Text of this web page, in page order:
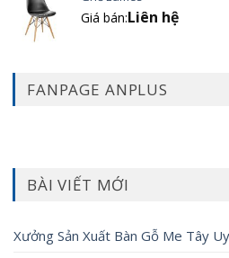
Giá bán:Liên hệ
FANPAGE ANPLUS
BÀI VIẾT MỚI
Xưởng Sản Xuất Bàn Gỗ Me Tây